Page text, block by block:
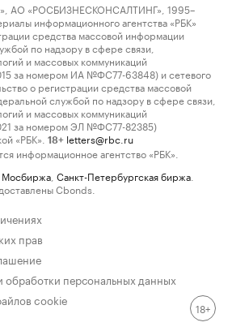
АО «РОСБИЗНЕСКОНСАЛТИНГ», 1995–
информационного агентства «РБК»
средства массовой информации
по надзору в сфере связи,
и массовых коммуникаций
за номером ИА №ФС77-63848) и сетевого
о регистрации средства массовой
службой по надзору в сфере связи,
и массовых коммуникаций
за номером ЭЛ №ФС77-82385)
«РБК».
18+ letters@rbc.ru
информационное агентство «РБК».
Мосбиржа Санкт-Петербургская биржа
Cbonds.
прав
персональных данных
cookie
18+